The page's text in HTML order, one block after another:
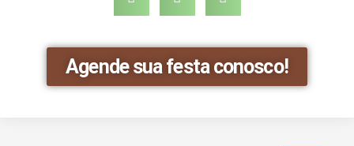
Agende sua festa conosco!